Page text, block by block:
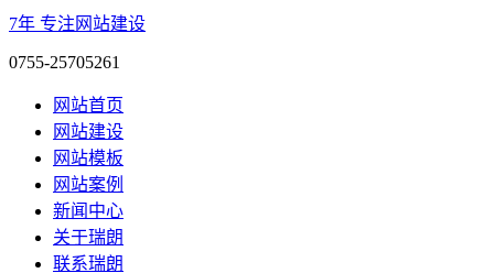
7年 专注网站建设
0755-25705261
网站首页
网站建设
网站模板
网站案例
新闻中心
关于瑞朗
联系瑞朗